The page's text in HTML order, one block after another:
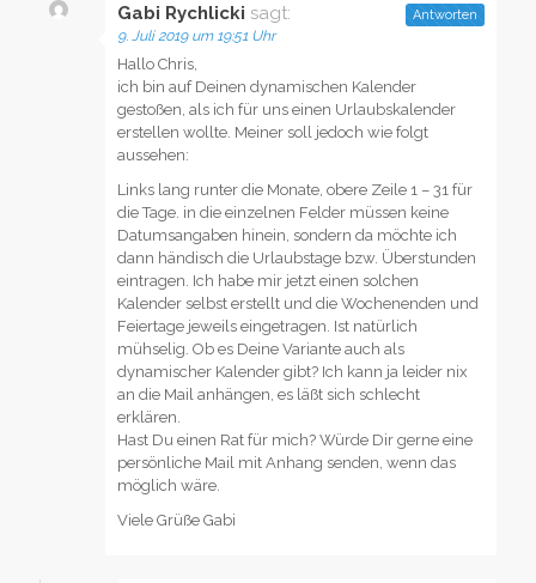
Gabi Rychlicki sagt:
9. Juli 2019 um 19:51 Uhr
Hallo Chris,
ich bin auf Deinen dynamischen Kalender
gestoßen, als ich für uns einen Urlaubskalender
erstellen wollte. Meiner soll jedoch wie folgt
aussehen:
Links lang runter die Monate, obere Zeile 1 – 31 für
die Tage. in die einzelnen Felder müssen keine
Datumsangaben hinein, sondern da möchte ich
dann händisch die Urlaubstage bzw. Überstunden
eintragen. Ich habe mir jetzt einen solchen
Kalender selbst erstellt und die Wochenenden und
Feiertage jeweils eingetragen. Ist natürlich
mühselig. Ob es Deine Variante auch als
dynamischer Kalender gibt? Ich kann ja leider nix
an die Mail anhängen, es läßt sich schlecht
erklären.
Hast Du einen Rat für mich? Würde Dir gerne eine
persönliche Mail mit Anhang senden, wenn das
möglich wäre.
Viele Grüße Gabi
Antworten